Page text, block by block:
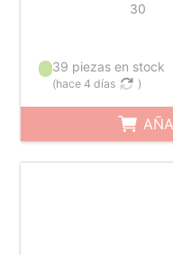
30
39 piezas en stock
(hace 4 días )